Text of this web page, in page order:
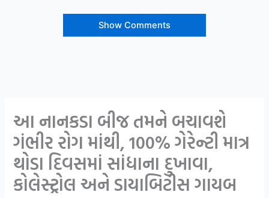
Show Comments
આ નાનકડા બીજ તમને બચાવશે
ગંભીર રોગ માંથી, 100% ગેરેન્ટી માત્ર
થોડા દિવસમાં સાંધાના દુખાવા,
કોલેસ્ટ્રોલ અને ડાયાબિટીસ ગાયબ